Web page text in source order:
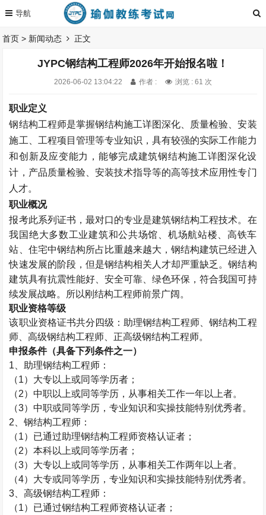
首页 > 新闻动态 正文
JYPC钢结构工程师2026年开始报名啦！
2026-06-02 13:04:22 作者 : 浏览 : 61 次
职业定义
钢结构工程师是掌握钢结构施工详图深化、质量检验、安装
施工、工程项目管理等专业知识，具有较强的实际工作能力
和创新及应变能力，能够完成建筑钢结构施工详图深化设
计，产品质量检验、安装技术指导等的高等技术应用性专门
人才。
职业概况
报考此系列证书，最对口的专业是建筑钢结构工程技术。在
我国绝大多数工业建筑和公共场馆、机场航站楼、高铁车
站、住宅中钢结构所占比重越来越大，钢结构建筑已经进入
快速发展的阶段，但是钢结构相关人才却严重缺乏。钢结构
建筑具有抗震性能好、安全可靠、绿色环保，符合我国可持
续发展战略。所以刚结构工程师前景广阔。
职业资格等级
该职业资格证书共分四级：助理钢结构工程师、钢结构工程
师、高级钢结构工程师、正高级钢结构工程师。
申报条件（具备下列条件之一）
1 、助理钢结构工程师：
（1）大专以上或同等学历者；
（2）中职以上或同等学历，从事相关工作一年以上者。
（3）中职或同等学历，专业知识和实操技能特别优秀者。
2 、钢结构工程师：
（1）已通过助理钢结构工程师资格认证者；
（2）本科以上或同等学历者；
（3）大专以上或同等学历，从事相关工作两年以上者。
（4）大专或同等学历，专业知识和实操技能特别优秀者。
3 、高级钢结构工程师：
（1）已通过钢结构工程师资格认证者；